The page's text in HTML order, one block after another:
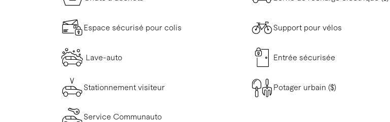
Espace sécurisé pour colis Support pour vélos
Lave-auto Entrée sécurisée
Stationnement visiteur Potager urbain ($)
Service Communauto